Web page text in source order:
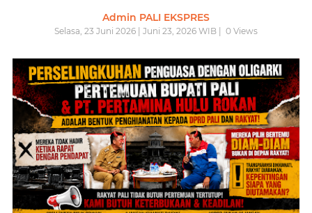
Admin PALI EKSPRES
Selasa, 23 Juni 2026 | Juni 23, 2026 WIB | 0 Views